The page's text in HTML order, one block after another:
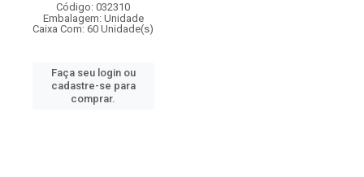
Código: 032310
Embalagem: Unidade
Caixa Com: 60 Unidade(s)
Faça seu login ou
cadastre-se para
comprar.